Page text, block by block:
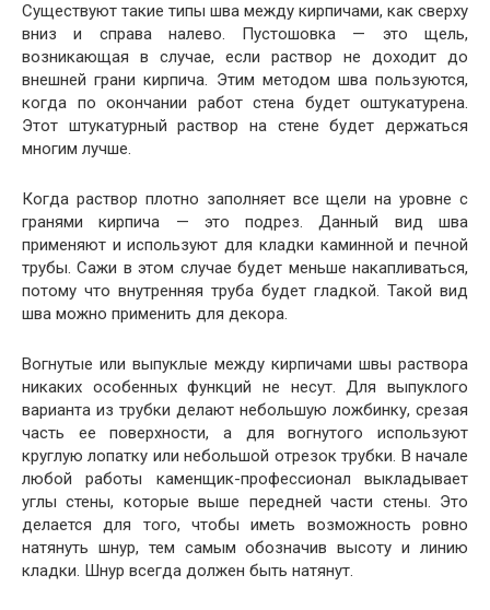
Существуют такие типы шва между кирпичами, как сверху
вниз и справа налево. Пустошовка — это щель,
возникающая в случае, если раствор не доходит до
внешней грани кирпича. Этим методом шва пользуются,
когда по окончании работ стена будет оштукатурена.
Этот штукатурный раствор на стене будет держаться
многим лучше.
Когда раствор плотно заполняет все щели на уровне с
гранями кирпича — это подрез. Данный вид шва
применяют и используют для кладки каминной и печной
трубы. Сажи в этом случае будет меньше накапливаться,
потому что внутренняя труба будет гладкой. Такой вид
шва можно применить для декора.
Вогнутые или выпуклые между кирпичами швы раствора
никаких особенных функций не несут. Для выпуклого
варианта из трубки делают небольшую ложбинку, срезая
часть ее поверхности, а для вогнутого используют
круглую лопатку или небольшой отрезок трубки. В начале
любой работы каменщик-профессионал выкладывает
углы стены, которые выше передней части стены. Это
делается для того, чтобы иметь возможность ровно
натянуть шнур, тем самым обозначив высоту и линию
кладки. Шнур всегда должен быть натянут.